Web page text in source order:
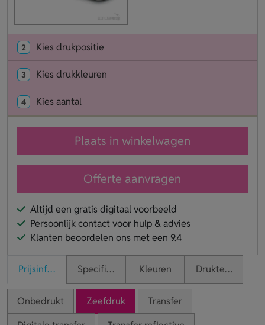
2 Kies drukpositie
3 Kies drukkleuren
4 Kies aantal
Plaats in winkelwagen
Offerte aanvragen
Altijd een gratis digitaal voorbeeld
Persoonlijk contact voor hulp & advies
Klanten beoordelen ons met een 9.4
PrijsinformatieSpecificaties Kleuren Druktechnieken
Onbedrukt Zeefdruk
Transfer